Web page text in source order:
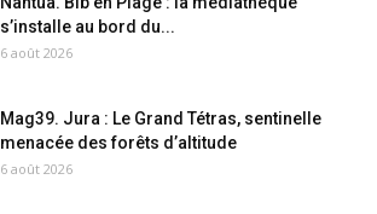
s’installe au bord du...
6 août 2026
Mag39. Jura : Le Grand Tétras, sentinelle
menacée des forêts d’altitude
6 août 2026